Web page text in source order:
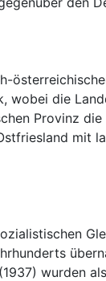
wobei die
Provinz
mit
wurden